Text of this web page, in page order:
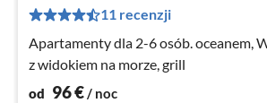
11 recenzji
Apartamenty dla 2-6 osób. oceanem,
z widokiem na morze, grill
od 96€/ noc